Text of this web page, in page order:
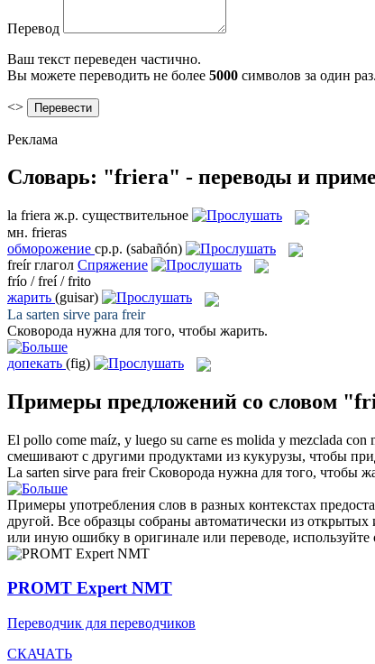
Перевод
Ваш текст переведен частично.
Вы можете переводить не более 5000 символов за один раз.
<>
Реклама
Словарь: "friera" - переводы и
la friera ж.р. существительное
мн. frieras
обморожение ср.р. (sabañón)
freír глагол Спряжение
frío / freí / frito
жарить (guisar)
La sarten sirve para freir
Сковорода нужна для того, чтобы жарить.
допекать (fig)
Примеры предложений со словом
El pollo come maíz, y luego su carne es molida y mezclada
смешивают с другими продуктами из кукурузы, чтобы
La sarten sirve para freir Сковорода нужна для того, чтобы
Примеры употребления слов в разных контекстах
другой. Все образцы собраны автоматически из
или иную ошибку в оригинале или переводе,
PROMT Expert NMT
Переводчик для переводчиков
СКАЧАТЬ